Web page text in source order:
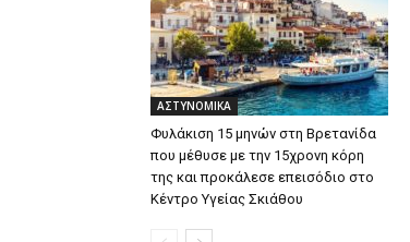
ΑΣΤΥΝΟΜΙΚΑ
Φυλάκιση 15 μηνών στη Βρετανίδα
που μέθυσε με την 15χρονη κόρη
της και προκάλεσε επεισόδιο στο
Κέντρο Υγείας Σκιάθου